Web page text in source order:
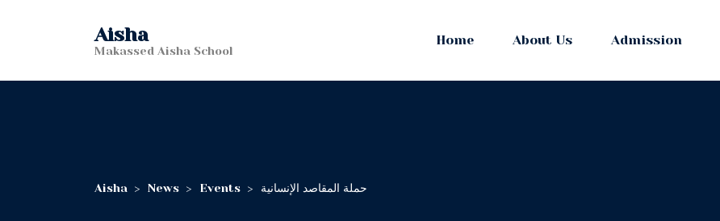
Home About Us Admission
Aisha
Makassed Aisha School
Aisha > News > Events > حملة المقاصد الإنسانية